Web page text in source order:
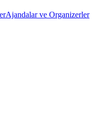
Ajandalar ve Organizerler